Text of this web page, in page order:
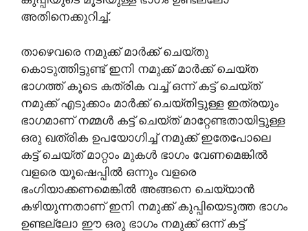
അതിനെക്കുറിച്ച്.
താഴെവരെ നമുക്ക് മാർക്ക് ചെയ്തു
കൊടുത്തിട്ടുണ്ട് ഇനി നമുക്ക് മാർക്ക് ചെയ്ത
ഭാഗത്ത് കൂടെ കത്രിക വച്ച് ഒന്ന് കട്ട് ചെയ്ത്
നമുക്ക് എടുക്കാം മാർക്ക് ചെയ്തിട്ടുള്ള ഇത്രയും
ഭാഗമാണ് നമ്മൾ കട്ട് ചെയ്ത് മാറ്റേണ്ടതായിട്ടുള്ള
ഒരു ഖത്രിക ഉപയോഗിച്ച് നമുക്ക് ഇതേപോലെ
കട്ട് ചെയ്ത് മാറ്റാം മുകൾ ഭാഗം വേണമെങ്കിൽ
വളരെ യൂഷെപ്പിൽ ഒന്നും വളരെ
ഭംഗിയാക്കണമെങ്കിൽ അങ്ങനെ ചെയ്യാൻ
കഴിയുന്നതാണ് ഇനി നമുക്ക് കുപ്പിയെടുത്ത ഭാഗം
ഉണ്ടല്ലോ ഈ ഒരു ഭാഗം നമുക്ക് ഒന്ന് കട്ട്